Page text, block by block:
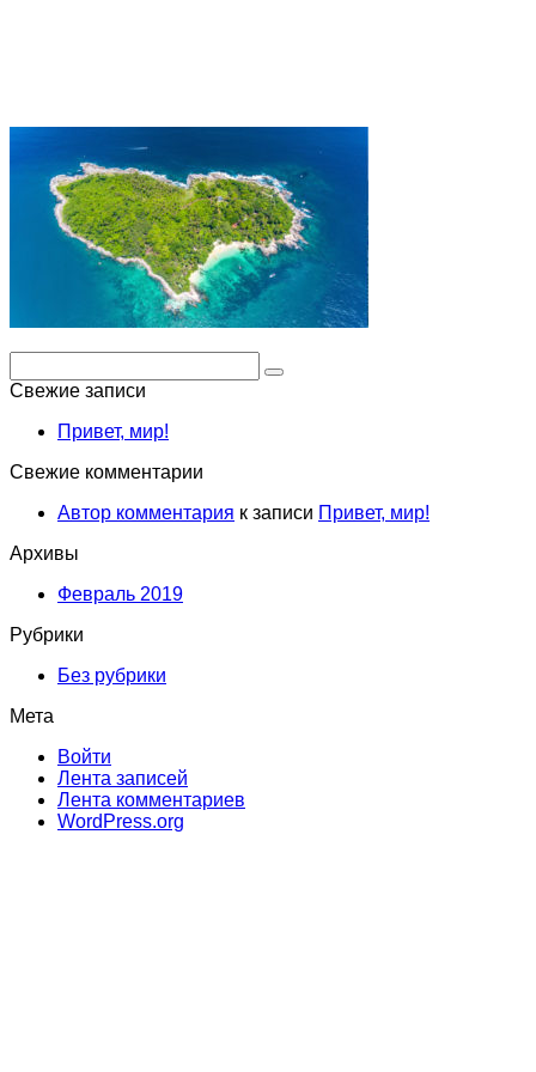
Свежие записи
Привет, мир!
Свежие комментарии
Автор комментария к записи Привет, мир!
Архивы
Февраль 2019
Рубрики
Без рубрики
Мета
Войти
Лента записей
Лента комментариев
WordPress.org